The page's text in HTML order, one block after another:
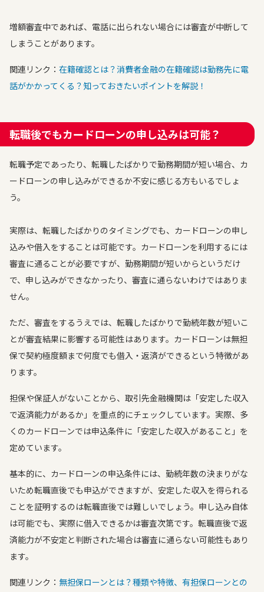
増額審査中であれば、電話に出られない場合には審査が中断して
しまうことがあります。
関連リンク： 在籍確認とは？消費者金融の在籍確認は勤務先に電
話がかかってくる？知っておきたいポイントを解説！
転職後でもカードローンの申し込みは可能？
転職予定であったり、転職したばかりで勤務期間が短い場合、カ
ードローンの申し込みができるか不安に感じる方もいるでしょ
う。
実際は、転職したばかりのタイミングでも、カードローンの申し
込みや借入をすることは可能です。カードローンを利用するには
審査に通ることが必要ですが、勤務期間が短いからというだけ
で、申し込みができなかったり、審査に通らないわけではありま
せん。
ただ、審査をするうえでは、転職したばかりで勤続年数が短いこ
とが審査結果に影響する可能性はあります。カードローンは無担
保で契約極度額まで何度でも借入・返済ができるという特徴があ
ります。
担保や保証人がないことから、取引先金融機関は「安定した収入
で返済能力があるか」を重点的にチェックしています。実際、多
くのカードローンでは申込条件に「安定した収入があること」を
定めています。
基本的に、カードローンの申込条件には、勤続年数の決まりがな
いため転職直後でも申込ができますが、安定した収入を得られる
ことを証明するのは転職直後では難しいでしょう。申し込み自体
は可能でも、実際に借入できるかは審査次第です。転職直後で返
済能力が不安定と判断された場合は審査に通らない可能性もあり
ます。
関連リンク： 無担保ローンとは？種類や特徴、有担保ローンとの